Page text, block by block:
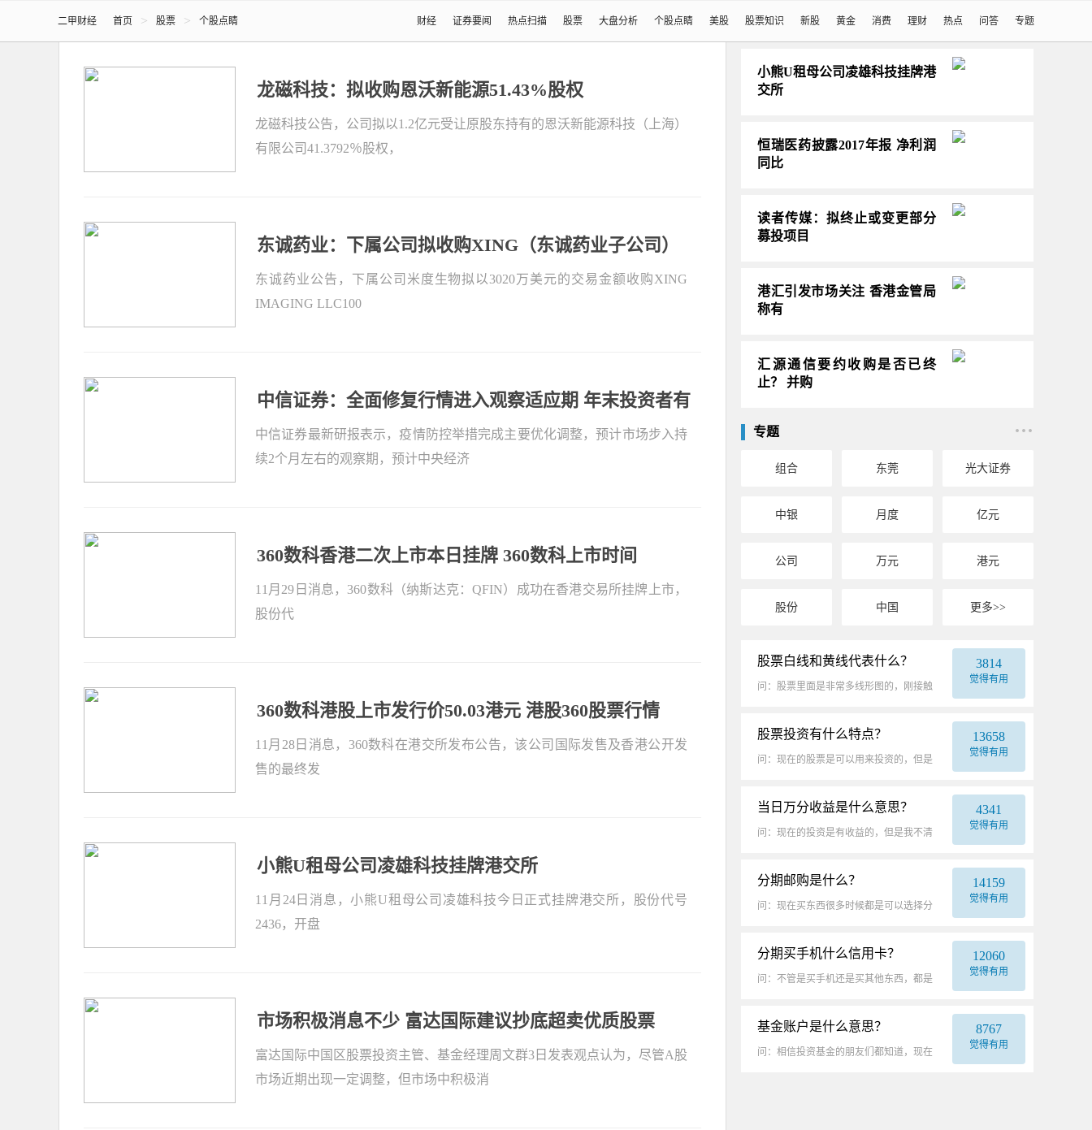
二甲财经 财经 证券要闻 热点扫描 股票 大盘分析 个股点睛 美股 股票知识 新股 黄金 消费 理财 热点 问答 专题
首页 > 股票 > 个股点睛
龙磁科技：拟收购恩沃新能源51.43%股权
龙磁科技公告，公司拟以1.2亿元受让原股东持有的恩沃新能源科技（上海）
有限公司41.3792％股权，
东诚药业：下属公司拟收购XING（东诚药业子公司）
东诚药业公告，下属公司米度生物拟以3020万美元的交易金额收购XING
IMAGING LLC100
中信证券：全面修复行情进入观察适应期 年末投资者有
望逐步从“做短”转向“看长”
中信证券最新研报表示，疫情防控举措完成主要优化调整，预计市场步入持
续2个月左右的观察期，预计中央经济
360数科香港二次上市本日挂牌 360数科上市时间
11月29日消息，360数科（纳斯达克：QFIN）成功在香港交易所挂牌上市，
股份代
360数科港股上市发行价50.03港元 港股360股票行情
11月28日消息，360数科在港交所发布公告，该公司国际发售及香港公开发
售的最终发
小熊U租母公司凌雄科技挂牌港交所
11月24日消息，小熊U租母公司凌雄科技今日正式挂牌港交所，股份代号
2436，开盘
市场积极消息不少 富达国际建议抄底超卖优质股票
富达国际中国区股票投资主管、基金经理周文群3日发表观点认为，尽管A股
市场近期出现一定调整，但市场中积极消
小熊U租母公司凌雄科技挂牌港
交所
恒瑞医药披露2017年报 净利润
同比
读者传媒：拟终止或变更部分
募投项目
港汇引发市场关注 香港金管局
称有
汇源通信要约收购是否已终
止？ 并购
专题
组合 东莞 光大证券
中银 月度 亿元
公司 万元 港元
股份 中国 更多>
3814
觉得有用
股票白线和黄线代表什么？
问：股票里面是非常多线形图的，刚接触
13658
觉得有用
股票投资有什么特点？
问：现在的股票是可以用来投资的，但是
4341
觉得有用
当日万分收益是什么意思？
问：现在的投资是有收益的，但是我不清
14159
觉得有用
分期邮购是什么？
问：现在买东西很多时候都是可以选择分
12060
觉得有用
分期买手机什么信用卡？
问：不管是买手机还是买其他东西，都是
8767
觉得有用
基金账户是什么意思？
问：相信投资基金的朋友们都知道，现在